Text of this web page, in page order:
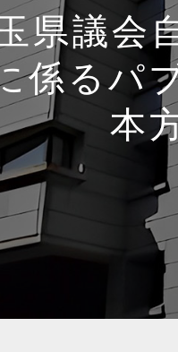
玉県議
係るパ
本